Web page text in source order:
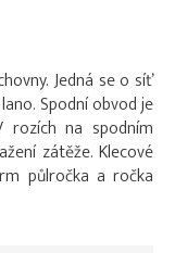
Jedná se o síť
Spodní obvod je
rozích na spodním
zátěže. Klecové
půlročka a ročka